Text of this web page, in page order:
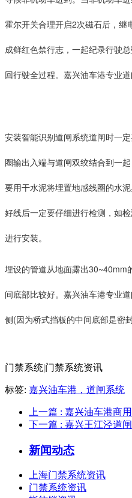
霍尔开关合理开启2次磁石后，继
成鲜红色禁行志，一起纪录行驶
回行驶全过程。 嘉兴油车港专业
安装智能识别道闸系统道闸时一
圈输出入端与道闸双绞结合到一
要用干水泥将埋置地感线圈的水
好线后一定要仔细进行检测，如
进行安装。
埋设的管道从地面露出30~40mm
间底部比较好。嘉兴油车港专业
侧(因为桥式挡板的中间底部是密封
门禁系统|门禁系统资讯
标签: 嘉兴油车港，道闸系统
上一篇 : 嘉兴油车港商
下一篇 : 嘉兴王江泾道
新闻动态
上海门禁系统资讯
门禁系统资讯